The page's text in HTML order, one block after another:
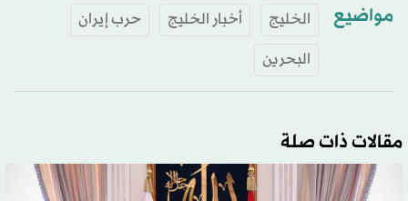
مواضيع الخليج أخبار الخليج
حرب إيران
البحرين
مقالات ذات صلة